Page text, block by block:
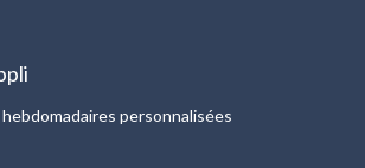
personnalisées